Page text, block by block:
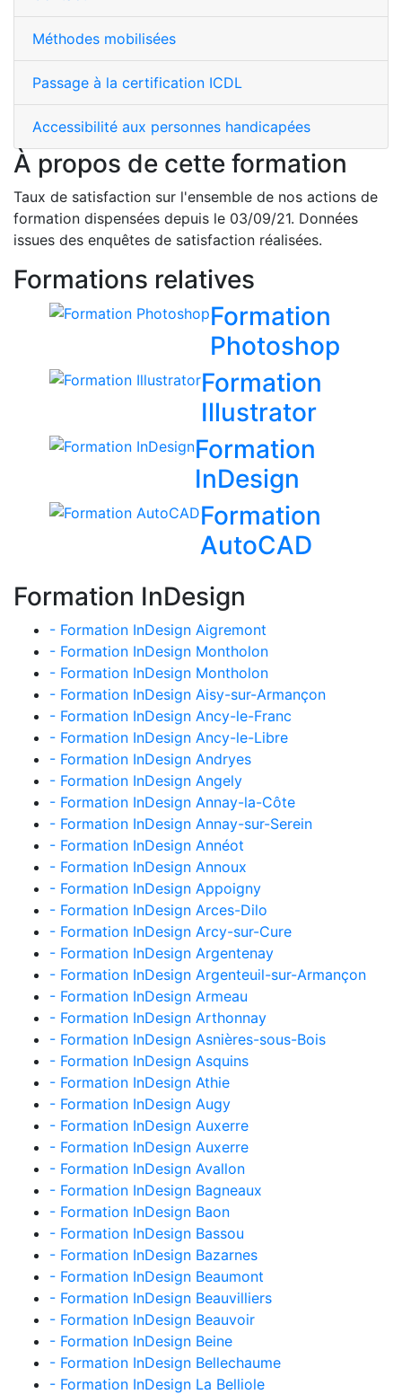
Méthodes mobilisées
Passage à la certification ICDL
Accessibilité aux personnes handicapées
À propos de cette formation
Taux de satisfaction sur l'ensemble de nos actions de
formation dispensées depuis le 03/09/21. Données
issues des enquêtes de satisfaction réalisées.
Formations relatives
Formation
Photoshop
Formation
Illustrator
Formation
InDesign
Formation
AutoCAD
Formation InDesign
- Formation InDesign Aigremont
- Formation InDesign Montholon
- Formation InDesign Montholon
- Formation InDesign Aisy-sur-Armançon
- Formation InDesign Ancy-le-Franc
- Formation InDesign Ancy-le-Libre
- Formation InDesign Andryes
- Formation InDesign Angely
- Formation InDesign Annay-la-Côte
- Formation InDesign Annay-sur-Serein
- Formation InDesign Annéot
- Formation InDesign Annoux
- Formation InDesign Appoigny
- Formation InDesign Arces-Dilo
- Formation InDesign Arcy-sur-Cure
- Formation InDesign Argentenay
- Formation InDesign Argenteuil-sur-Armançon
- Formation InDesign Armeau
- Formation InDesign Arthonnay
- Formation InDesign Asnières-sous-Bois
- Formation InDesign Asquins
- Formation InDesign Athie
- Formation InDesign Augy
- Formation InDesign Auxerre
- Formation InDesign Auxerre
- Formation InDesign Avallon
- Formation InDesign Bagneaux
- Formation InDesign Baon
- Formation InDesign Bassou
- Formation InDesign Bazarnes
- Formation InDesign Beaumont
- Formation InDesign Beauvilliers
- Formation InDesign Beauvoir
- Formation InDesign Beine
- Formation InDesign Bellechaume
- Formation InDesign La Belliole